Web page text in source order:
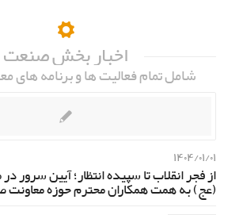
اخبار بخش صنعت
شامل تمام فعالیت ها و برنامه های
۱۴۰۴/۰۱/۰۱
از فجر انقلاب تا سپیده انتظار؛ آیین سرور
(عج) به همت همکاران محترم حوزه